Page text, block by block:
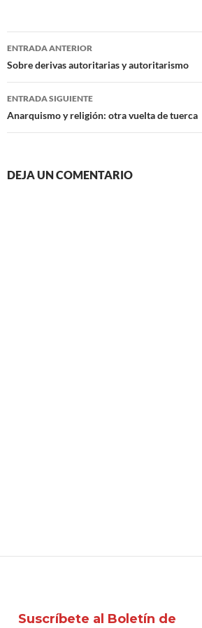
Navegación
de
entradas
ENTRADA ANTERIOR
Sobre derivas autoritarias y autoritarismo
ENTRADA SIGUIENTE
Anarquismo y religión: otra vuelta de tuerca
DEJA UN COMENTARIO
Suscríbete al Boletín de